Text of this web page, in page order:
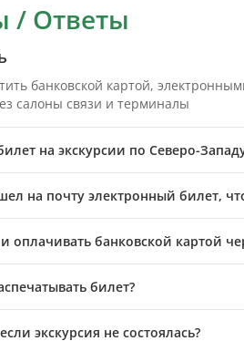
/ Ответы
банковской картой,
салоны связи и терминалы
на экскурсии по Северо-
на почту электронный билет,
оплачивать банковской картой
билет?
экскурсия не состоялась?